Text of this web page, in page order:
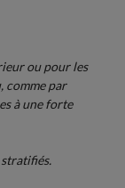
ou pour les
comme par
à une forte